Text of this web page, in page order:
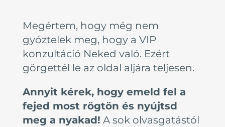
Megértem, hogy még nem
gyóztelek meg, hogy a VIP
konzultáció Neked való. Ezért
görgettél le az oldal aljára teljesen.
Annyit kérek, hogy emeld fel a
fejed most rögtön és nyújtsd
meg a nyakad! A sok olvasgatástól